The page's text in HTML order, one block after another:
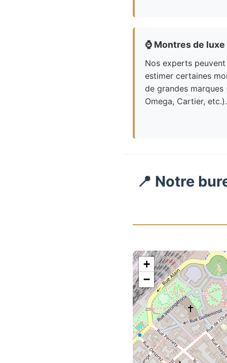
⌚ Montres de luxe
Nos experts peuvent
estimer certaines
de grandes marques
Omega, Cartier, etc.).
📍 Notre
+
−